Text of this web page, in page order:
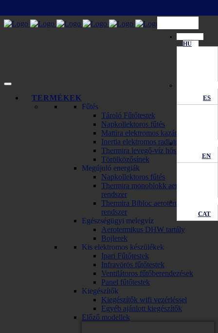
HU
ES
EN
CAT
TERMÉKEK
Fűtés
Tároló Fűtőtestek
Napkollektoros fűtés
Mattira elektromos kazánok
Inertia elektromos radiator
Thermira levegő-víz hőszivattyú
Törölközősínek
Megújuló energiák
Napkollektoros fűtés
Thermira monoblokk aerotermikus
rendszer
Thermira Bibloc aerotermikus
rendszer
Egészségügyi melegvíz
Aerotermikus DHW tartály
Bojlerek
Kis elektromos készülékek
Ipari Fűtőtestek
Infravörös fűtőtestek
Ventilátoros fűtőberendezések
Panel fűtőtestek
Kiegészítők
Kiegészítők wifi vezérléssel
Egyéb ajánlott kiegészítők
Előző modellek